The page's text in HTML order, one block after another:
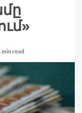
min read